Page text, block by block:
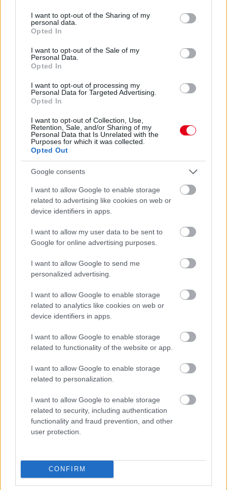
not limited to your visit or usage behaviour. You may click to
grant or deny consent to Google and its third-party tags to
use your data for below specified purposes in below Google
consent section.
I want to opt-out of the Sharing of my
personal data.
Opted In
I want to opt-out of the Sale of my
Personal Data.
Opted In
I want to opt-out of processing my
Personal Data for Targeted Advertising.
Opted In
I want to opt-out of Collection, Use,
Retention, Sale, and/or Sharing of my
Personal Data that Is Unrelated with the
Purposes for which it was collected.
Opted Out
Google consents
I want to allow Google to enable storage
related to advertising like cookies on web or
device identifiers in apps.
I want to allow my user data to be sent to
Google for online advertising purposes.
I want to allow Google to send me
personalized advertising.
I want to allow Google to enable storage
related to analytics like cookies on web or
device identifiers in apps.
I want to allow Google to enable storage
related to functionality of the website or app.
I want to allow Google to enable storage
related to personalization.
I want to allow Google to enable storage
related to security, including authentication
functionality and fraud prevention, and other
user protection.
CONFIRM
Hakkinen megtartaná a Norris-Piastri párost a
McLarennél, nem borítaná fel Verstappenért
1 napja
Megvan, mikor kezdődik az F1-es Bahreini Nagydíj
Malajziában
2 napja
Ilyen lehet a jövő F1-es szabályrendszere Domenicali
szerint